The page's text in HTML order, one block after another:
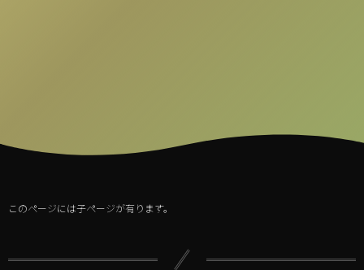
このページには子ページが有ります。